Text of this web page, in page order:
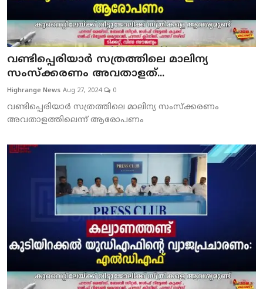
വണ്ടിപ്പെരിയാര്‍ സത്രത്തിലെ മാലിന്യ
സംസ്‌ക്കരണം അവതാളത്...
Highrange News Aug 27, 2024 0
വണ്ടിപ്പെരിയാര്‍ സത്രത്തിലെ മാലിന്യ സംസ്‌ക്കരണം
അവതാളത്തിലെന്ന് ആരോപണം